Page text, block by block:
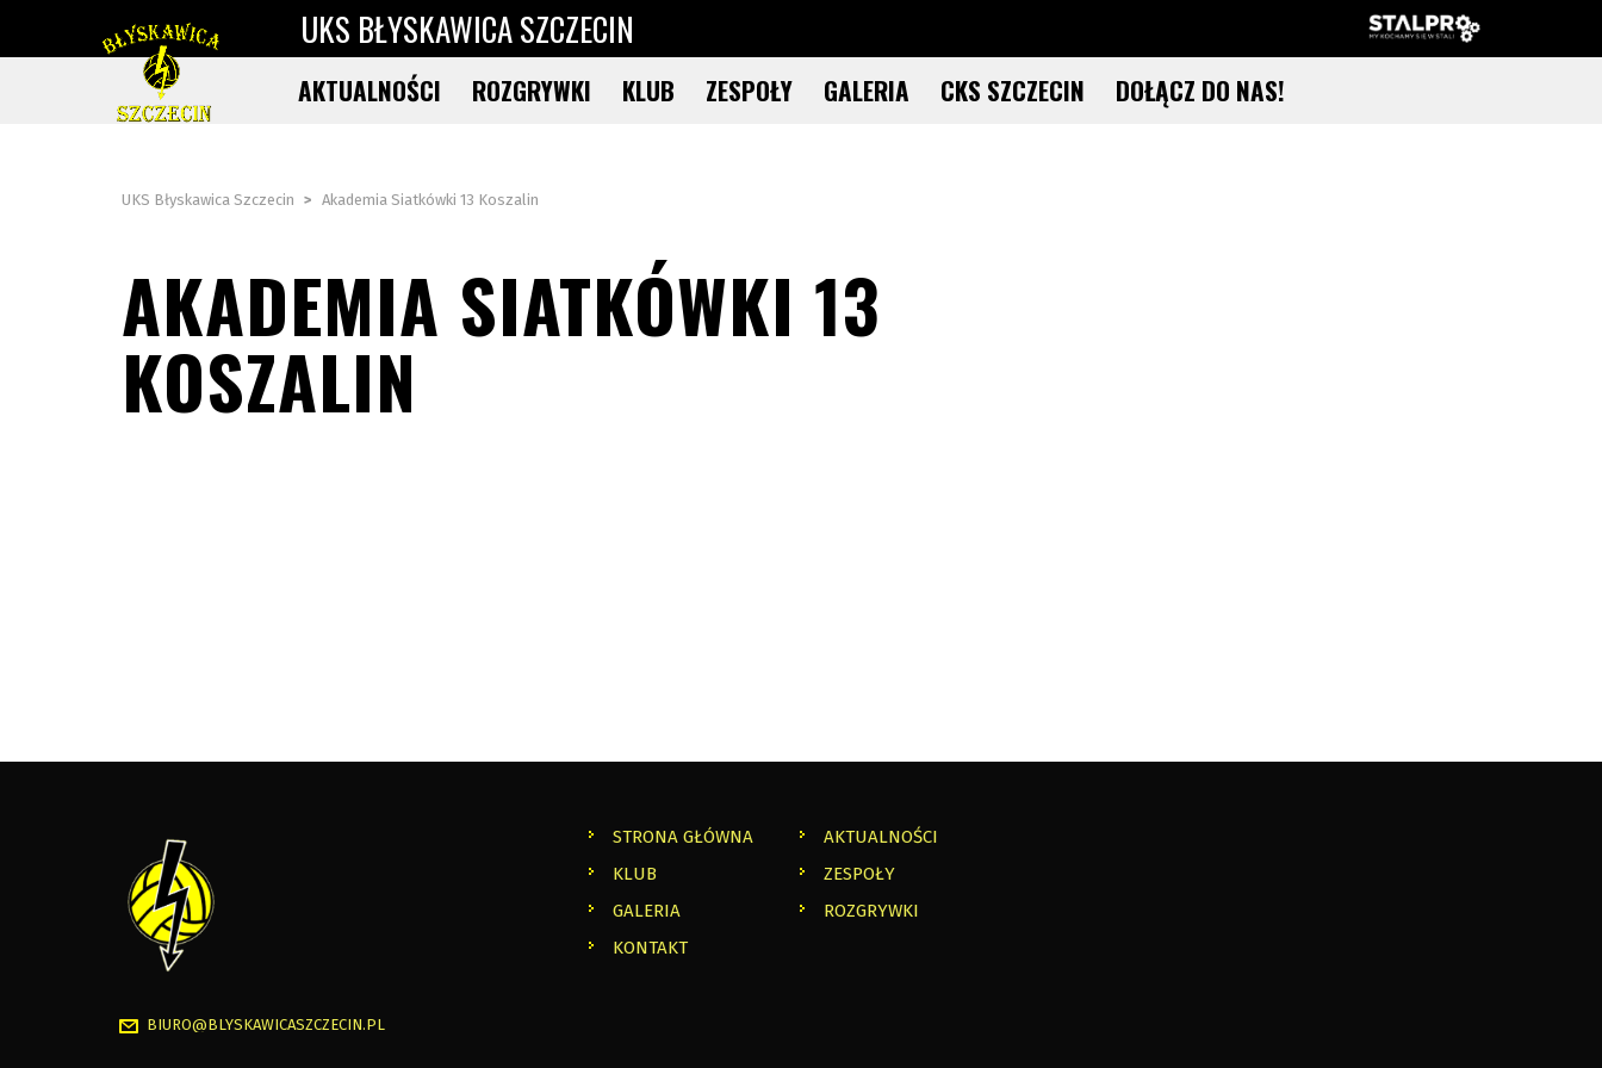
UKS BŁYSKAWICA SZCZECIN
AKTUALNOŚCI ROZGRYWKI KLUB ZESPOŁY GALERIA CKS SZCZECIN DOŁĄCZ DO NAS!
UKS Błyskawica Szczecin > Akademia Siatkówki 13 Koszalin
AKADEMIA SIATKÓWKI 13
KOSZALIN
BIURO@BLYSKAWICASZCZECIN.PL
STRONA GŁÓWNA
AKTUALNOŚCI
KLUB
ZESPOŁY
GALERIA
ROZGRYWKI
KONTAKT